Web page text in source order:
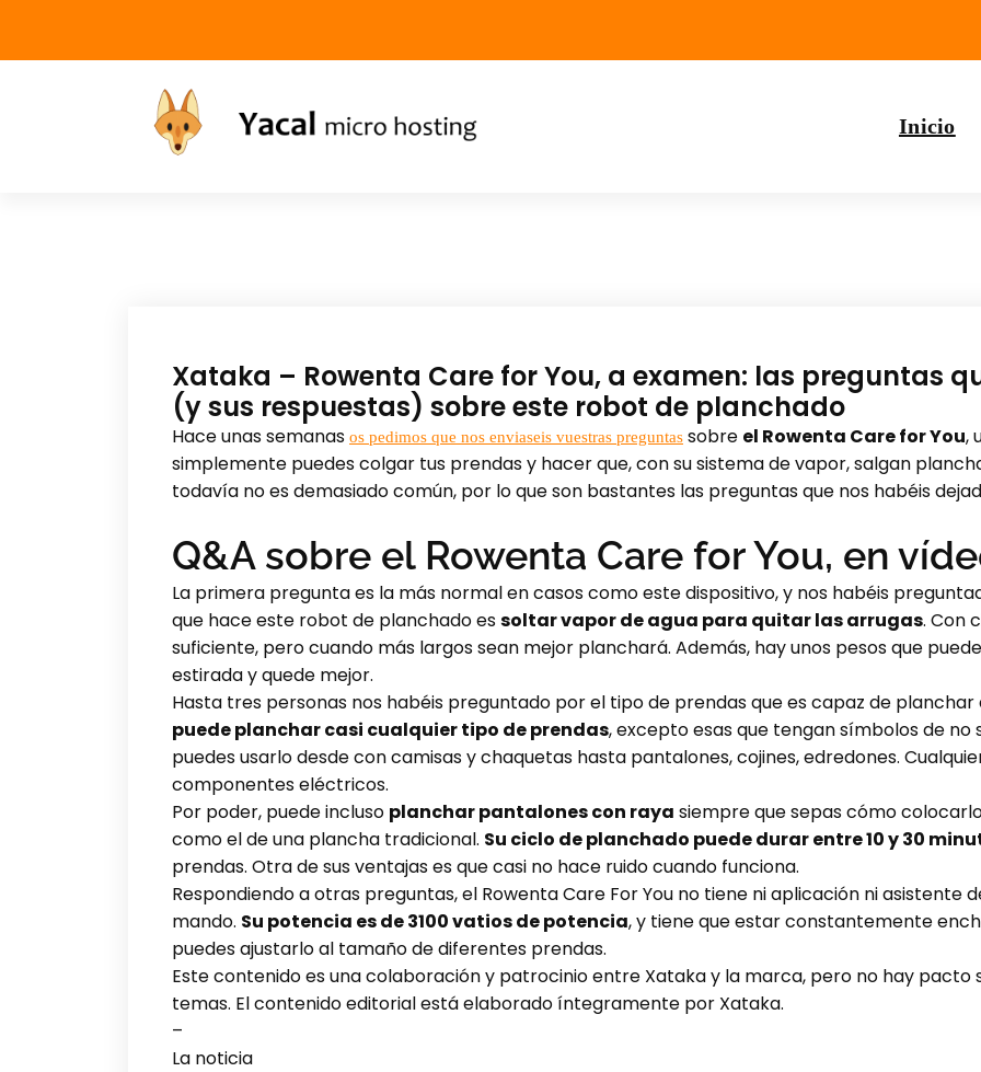
Inicio
Xataka – Rowenta Care for You, a examen: las preguntas
(y sus respuestas) sobre este robot de planchado
Hace unas semanas os pedimos que nos enviaseis vuestras preguntas sobre el Rowenta Care for You,
simplemente puedes colgar tus prendas y hacer que, con su sistema de vapor, salgan
todavía no es demasiado común, por lo que son bastantes las preguntas que nos habéis
Q&A sobre el Rowenta Care for You, en
La primera pregunta es la más normal en casos como este dispositivo, y nos habéis
que hace este robot de planchado essoltar vapor de agua para quitar las arrugas. Con
suficiente, pero cuando más largos sean mejor planchará. Además, hay unos pesos que
estirada y quede mejor.
Hasta tres personas nos habéis preguntado por el tipo de prendas que es capaz de
puede planchar casi cualquier tipo de prendas, excepto esas que tengan símbolos de
puedes usarlo desde con camisas y chaquetas hasta pantalones, cojines, edredones.
componentes eléctricos.
Por poder, puede incluso planchar pantalones con raya siempre que sepas cómo
como el de una plancha tradicional. Su ciclo de planchado puede durar entre 10 y 30
prendas. Otra de sus ventajas es que casi no hace ruido cuando funciona.
Respondiendo a otras preguntas, el Rowenta Care For You no tiene ni aplicación ni asistente
mando. Su potencia es de 3100 vatios de potencia, y tiene que estar constantemente
puedes ajustarlo al tamaño de diferentes prendas.
Este contenido es una colaboración y patrocinio entre Xataka y la marca, pero no hay pacto
temas. El contenido editorial está elaborado íntegramente por Xataka.
–
La noticia